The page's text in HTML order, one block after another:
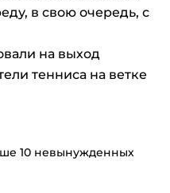
в свою очередь, с
на выход
тенниса на ветке
10 невынужденных